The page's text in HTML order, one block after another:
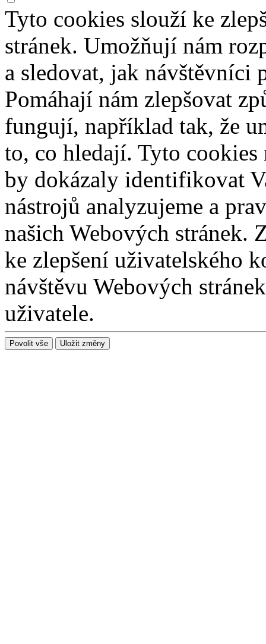
Tyto cookies slouží ke
stránek. Umožňují nám
a sledovat, jak návštěvníci
Pomáhají nám zlepšovat
fungují, například tak, že
to, co hledají. Tyto
by dokázaly identifikovat
nástrojů analyzujeme a
našich Webových stránek.
ke zlepšení uživatelského
návštěvu Webových
uživatele.
Povolit vše Uložit změny